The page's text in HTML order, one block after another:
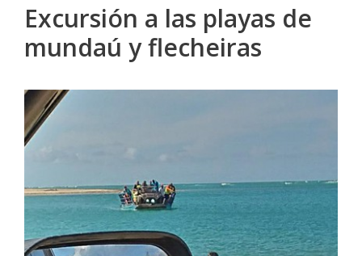
Excursión a las playas de
mundaú y flecheiras